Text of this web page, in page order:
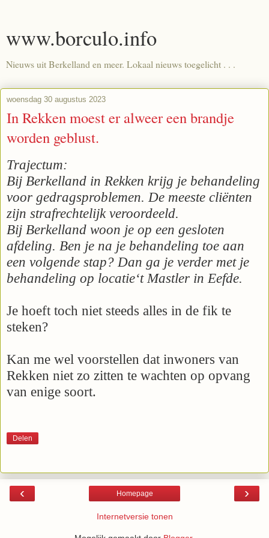
www.borculo.info
Nieuws uit Berkelland en meer. Lokaal nieuws toegelicht . . .
woensdag 30 augustus 2023
In Rekken moest er alweer een brandje
worden geblust.
Trajectum:
Bij Berkelland in Rekken krijg je behandeling
voor gedragsproblemen. De meeste cliënten
zijn strafrechtelijk veroordeeld.
Bij Berkelland woon je op een gesloten
afdeling. Ben je na je behandeling toe aan
een volgende stap? Dan ga je verder met je
behandeling op locatie‘t Mastler in Eefde.
Je hoeft toch niet steeds alles in de fik te
steken?
Kan me wel voorstellen dat inwoners van
Rekken niet zo zitten te wachten op opvang
van enige soort.
Delen
‹ ›
Homepage
Internetversie tonen